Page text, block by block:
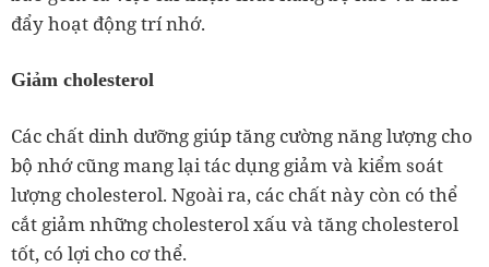
đẩy hoạt động trí nhớ.
Giảm cholesterol
Các chất dinh dưỡng giúp tăng cường năng lượng cho
bộ nhớ cũng mang lại tác dụng giảm và kiểm soát
lượng cholesterol. Ngoài ra, các chất này còn có thể
cắt giảm những cholesterol xấu và tăng cholesterol
tốt, có lợi cho cơ thể.